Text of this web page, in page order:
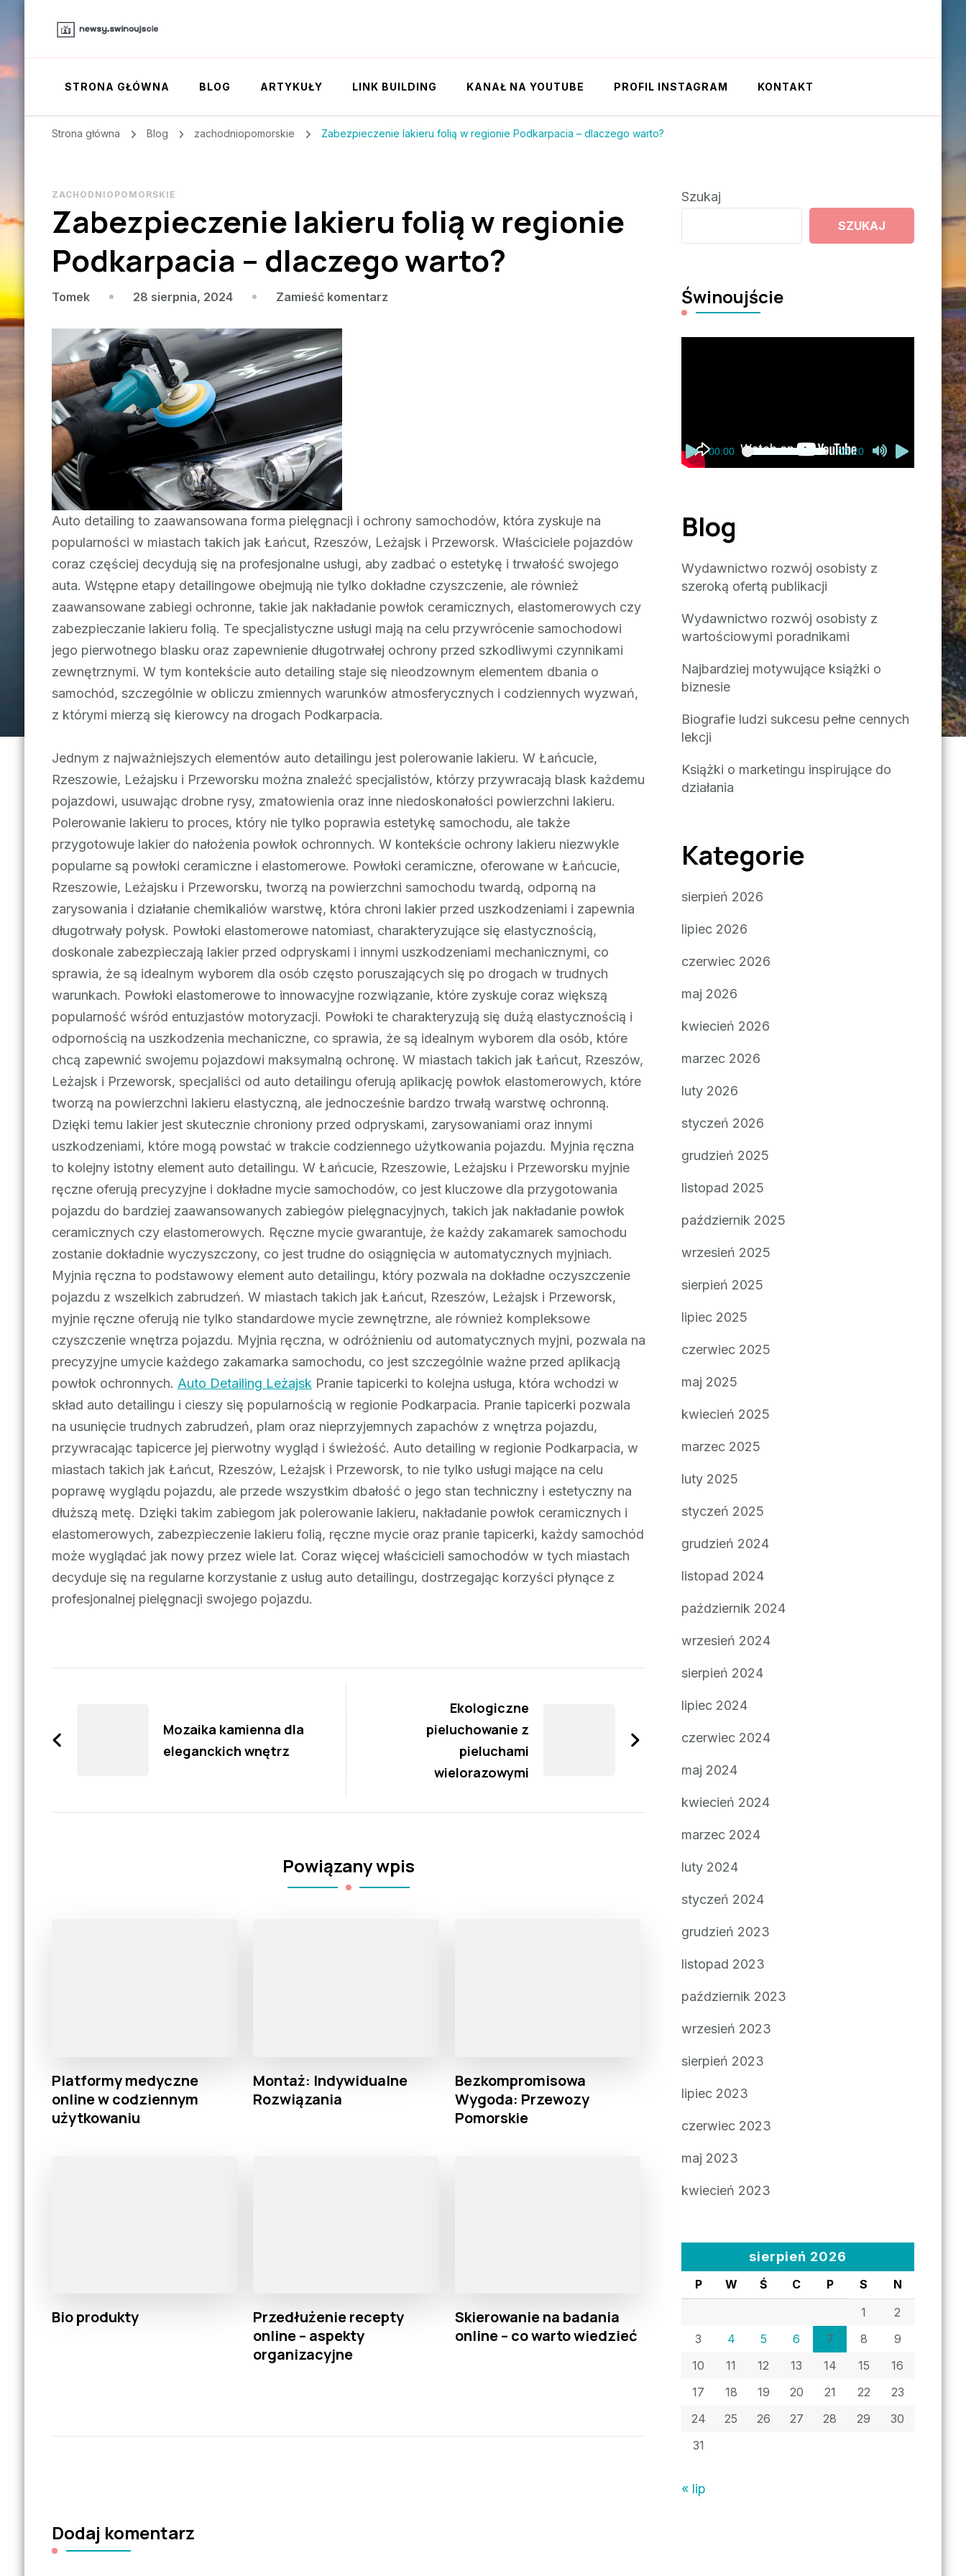
STRONA GŁÓWNA BLOG ARTYKUŁY LINK BUILDING KANAŁ NA YOUTUBE PROFIL INSTAGRAM KONTAKT
Strona główna Blog zachodniopomorskie Zabezpieczenie lakieru folią w regionie Podkarpacia – dlaczego warto?
ZACHODNIOPOMORSKIE
Zabezpieczenie lakieru folią w regionie
Podkarpacia – dlaczego warto?
Tomek 28 sierpnia, 2024 Zamieść komentarzwe
Auto detailing to zaawansowana forma pielęgnacji i ochrony samochodów, która zyskuje na
popularności w miastach takich jak Łańcut, Rzeszów, Leżajsk i Przeworsk. Właściciele pojazdów
coraz częściej decydują się na profesjonalne usługi, aby zadbać o estetykę i trwałość swojego
auta. Wstępne etapy detailingowe obejmują nie tylko dokładne czyszczenie, ale również
zaawansowane zabiegi ochronne, takie jak nakładanie powłok ceramicznych, elastomerowych czy
zabezpieczanie lakieru folią. Te specjalistyczne usługi mają na celu przywrócenie samochodowi
jego pierwotnego blasku oraz zapewnienie długotrwałej ochrony przed szkodliwymi czynnikami
zewnętrznymi. W tym kontekście auto detailing staje się nieodzownym elementem dbania o
samochód, szczególnie w obliczu zmiennych warunków atmosferycznych i codziennych wyzwań,
z którymi mierzą się kierowcy na drogach Podkarpacia.
Jednym z najważniejszych elementów auto detailingu jest polerowanie lakieru. W Łańcucie,
Rzeszowie, Leżajsku i Przeworsku można znaleźć specjalistów, którzy przywracają blask każdemu
pojazdowi, usuwając drobne rysy, zmatowienia oraz inne niedoskonałości powierzchni lakieru.
Polerowanie lakieru to proces, który nie tylko poprawia estetykę samochodu, ale także
przygotowuje lakier do nałożenia powłok ochronnych. W kontekście ochrony lakieru niezwykle
popularne są powłoki ceramiczne i elastomerowe. Powłoki ceramiczne, oferowane w Łańcucie,
Rzeszowie, Leżajsku i Przeworsku, tworzą na powierzchni samochodu twardą, odporną na
zarysowania i działanie chemikaliów warstwę, która chroni lakier przed uszkodzeniami i zapewnia
długotrwały połysk. Powłoki elastomerowe natomiast, charakteryzujące się elastycznością,
doskonale zabezpieczają lakier przed odpryskami i innymi uszkodzeniami mechanicznymi, co
sprawia, że są idealnym wyborem dla osób często poruszających się po drogach w trudnych
warunkach. Powłoki elastomerowe to innowacyjne rozwiązanie, które zyskuje coraz większą
popularność wśród entuzjastów motoryzacji. Powłoki te charakteryzują się dużą elastycznością i
odpornością na uszkodzenia mechaniczne, co sprawia, że są idealnym wyborem dla osób, które
chcą zapewnić swojemu pojazdowi maksymalną ochronę. W miastach takich jak Łańcut, Rzeszów,
Leżajsk i Przeworsk, specjaliści od auto detailingu oferują aplikację powłok elastomerowych, które
tworzą na powierzchni lakieru elastyczną, ale jednocześnie bardzo trwałą warstwę ochronną.
Dzięki temu lakier jest skutecznie chroniony przed odpryskami, zarysowaniami oraz innymi
uszkodzeniami, które mogą powstać w trakcie codziennego użytkowania pojazdu. Myjnia ręczna
to kolejny istotny element auto detailingu. W Łańcucie, Rzeszowie, Leżajsku i Przeworsku myjnie
ręczne oferują precyzyjne i dokładne mycie samochodów, co jest kluczowe dla przygotowania
pojazdu do bardziej zaawansowanych zabiegów pielęgnacyjnych, takich jak nakładanie powłok
ceramicznych czy elastomerowych. Ręczne mycie gwarantuje, że każdy zakamarek samochodu
zostanie dokładnie wyczyszczony, co jest trudne do osiągnięcia w automatycznych myjniach.
Myjnia ręczna to podstawowy element auto detailingu, który pozwala na dokładne oczyszczenie
pojazdu z wszelkich zabrudzeń. W miastach takich jak Łańcut, Rzeszów, Leżajsk i Przeworsk,
myjnie ręczne oferują nie tylko standardowe mycie zewnętrzne, ale również kompleksowe
czyszczenie wnętrza pojazdu. Myjnia ręczna, w odróżnieniu od automatycznych myjni, pozwala na
precyzyjne umycie każdego zakamarka samochodu, co jest szczególnie ważne przed aplikacją
powłok ochronnych. Auto Detailing Leżajsk Pranie tapicerki to kolejna usługa, która wchodzi w
skład auto detailingu i cieszy się popularnością w regionie Podkarpacia. Pranie tapicerki pozwala
na usunięcie trudnych zabrudzeń, plam oraz nieprzyjemnych zapachów z wnętrza pojazdu,
przywracając tapicerce jej pierwotny wygląd i świeżość. Auto detailing w regionie Podkarpacia, w
miastach takich jak Łańcut, Rzeszów, Leżajsk i Przeworsk, to nie tylko usługi mające na celu
poprawę wyglądu pojazdu, ale przede wszystkim dbałość o jego stan techniczny i estetyczny na
dłuższą metę. Dzięki takim zabiegom jak polerowanie lakieru, nakładanie powłok ceramicznych i
elastomerowych, zabezpieczenie lakieru folią, ręczne mycie oraz pranie tapicerki, każdy samochód
może wyglądać jak nowy przez wiele lat. Coraz więcej właścicieli samochodów w tych miastach
decyduje się na regularne korzystanie z usług auto detailingu, dostrzegając korzyści płynące z
profesjonalnej pielęgnacji swojego pojazdu.
Mozaika kamienna dla
eleganckich wnętrz
Ekologiczne
pieluchowanie z
pieluchami
wielorazowymi
Powiązany wpis
Platformy medyczne
online w codziennym
użytkowaniu
Montaż: Indywidualne
Rozwiązania
Bezkompromisowa
Wygoda: Przewozy
Pomorskie
Bio produkty
Przedłużenie recepty
online – aspekty
organizacyjne
Skierowanie na badania
online – co warto wiedzieć
Dodaj komentarz
Szukaj
SZUKAJ
Świnoujście
00:00 03:20
Blog
Wydawnictwo rozwój osobisty z
szeroką ofertą publikacji
Wydawnictwo rozwój osobisty z
wartościowymi poradnikami
Najbardziej motywujące książki o
biznesie
Biografie ludzi sukcesu pełne cennych
lekcji
Książki o marketingu inspirujące do
działania
Kategorie
sierpień 2026
lipiec 2026
czerwiec 2026
maj 2026
kwiecień 2026
marzec 2026
luty 2026
styczeń 2026
grudzień 2025
listopad 2025
październik 2025
wrzesień 2025
sierpień 2025
lipiec 2025
czerwiec 2025
maj 2025
kwiecień 2025
marzec 2025
luty 2025
styczeń 2025
grudzień 2024
listopad 2024
październik 2024
wrzesień 2024
sierpień 2024
lipiec 2024
czerwiec 2024
maj 2024
kwiecień 2024
marzec 2024
luty 2024
styczeń 2024
grudzień 2023
listopad 2023
październik 2023
wrzesień 2023
sierpień 2023
lipiec 2023
czerwiec 2023
maj 2023
kwiecień 2023
sierpień 2026
P W Ś C P S
N
1
2
3
4 5 6 7 8
9
10
11 12 13 14 15
16
17
18 19 20 21 22
23
24
25 26 27 28 29
30
31
« lip